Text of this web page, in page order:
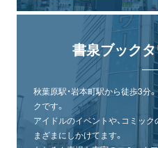
書泉ブックタ
秋葉原駅・岩本町駅から徒歩3分
クです。
アイドルのイベントや、コミッ
まざまにしかけてます。